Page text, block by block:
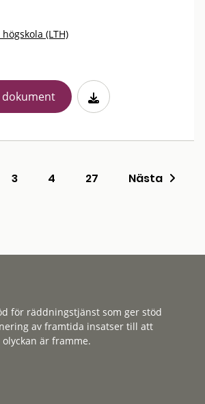
(LTH)
dokument
3 4 27 Nästa
för räddningstjänst som ger stöd
av framtida insatser till att
är framme.